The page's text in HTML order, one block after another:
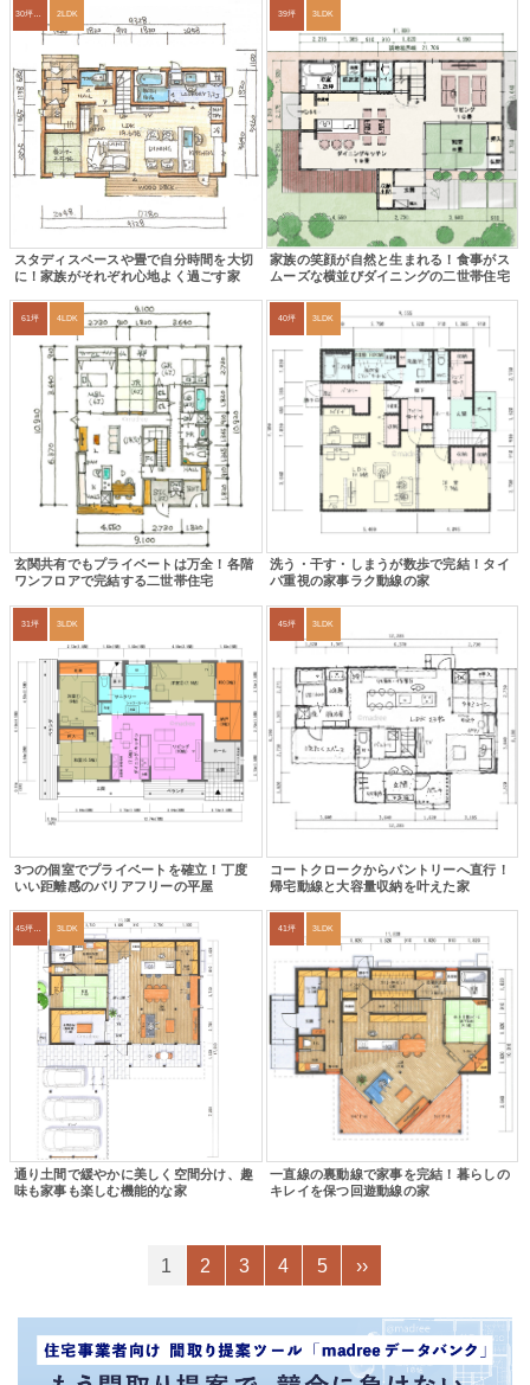
2LDK
スタディスペースや畳で自分時間を大切
に！家族がそれぞれ心地よく過ごす家
39坪 3LDK
家族の笑顔が自然と生まれる！食事がス
ムーズな横並びダイニングの二世帯住宅
61坪 4LDK
玄関共有でもプライベートは万全！各階
ワンフロアで完結する二世帯住宅
40坪 3LDK
洗う・干す・しまうが数歩で完結！タイ
パ重視の家事ラク動線の家
31坪 3LDK
3つの個室でプライベートを確立！丁度
いい距離感のバリアフリーの平屋
45坪 3LDK
コートクロークからパントリーへ直行！
帰宅動線と大容量収納を叶えた家
3LDK
通り土間で緩やかに美しく空間分け、趣
味も家事も楽しむ機能的な家
41坪 3LDK
一直線の裏動線で家事を完結！暮らしの
キレイを保つ回遊動線の家
1 2 3 4 5 ››